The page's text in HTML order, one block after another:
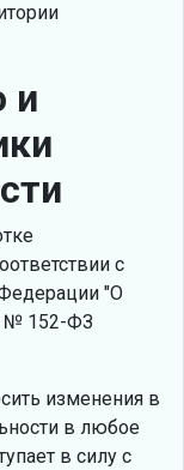
и
с
"О
№ 152-ФЗ
изменения в
в любое
в силу с